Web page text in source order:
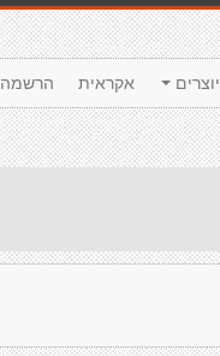
הרשמה אקראית יוצרים